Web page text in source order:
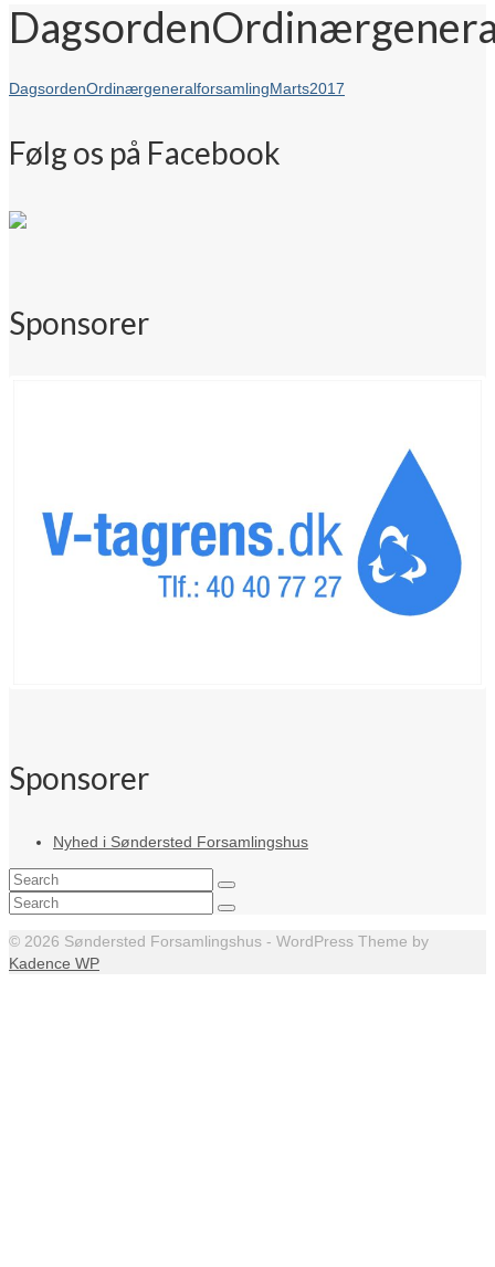
DagsordenOrdinærgeneralforsamlingMarts2017
Følg os på Facebook
Sponsorer
Sponsorer
Nyhed i Søndersted Forsamlingshus
Search
for:
Search
© 2026 Søndersted Forsamlingshus - WordPress Theme by
Kadence WP